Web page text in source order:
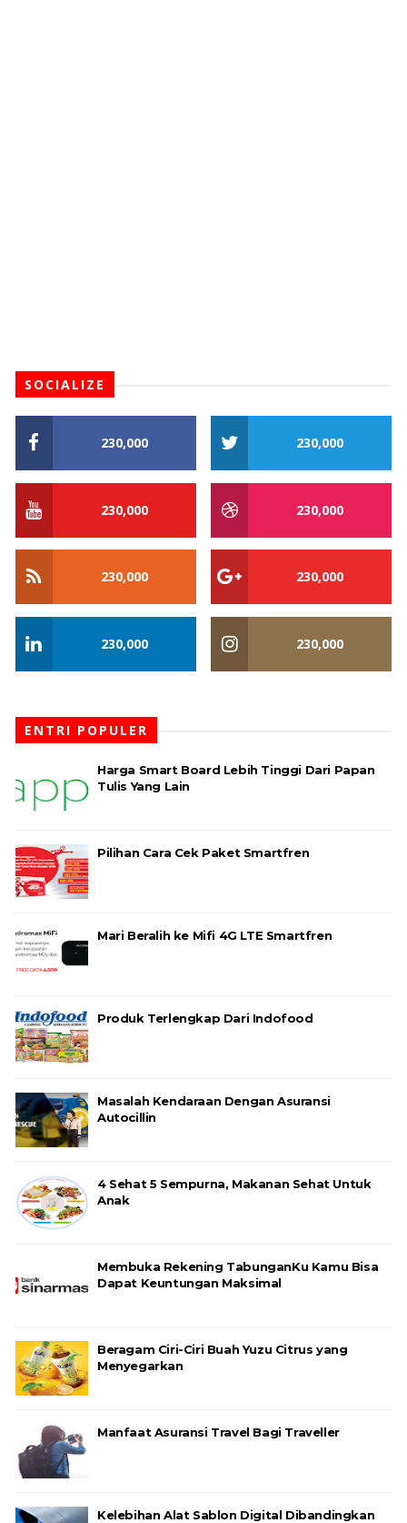
SOCIALIZE
230,000 230,000
230,000 230,000
230,000 230,000
230,000 230,000
ENTRI POPULER
Harga Smart Board Lebih Tinggi Dari Papan
Tulis Yang Lain
Pilihan Cara Cek Paket Smartfren
Mari Beralih ke Mifi 4G LTE Smartfren
Produk Terlengkap Dari Indofood
Masalah Kendaraan Dengan Asuransi
Autocillin
4 Sehat 5 Sempurna, Makanan Sehat Untuk
Anak
Membuka Rekening TabunganKu Kamu Bisa
Dapat Keuntungan Maksimal
Beragam Ciri-Ciri Buah Yuzu Citrus yang
Menyegarkan
Manfaat Asuransi Travel Bagi Traveller
Kelebihan Alat Sablon Digital Dibandingkan